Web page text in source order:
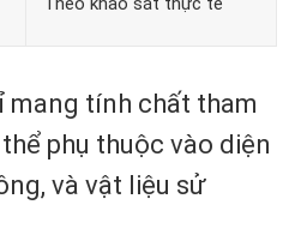
mang tính chất tham
phụ thuộc vào diện
và vật liệu sử